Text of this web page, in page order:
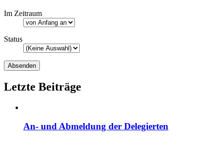
Im Zeitraum
Status
Letzte Beiträge
An- und Abmeldung der Delegierten